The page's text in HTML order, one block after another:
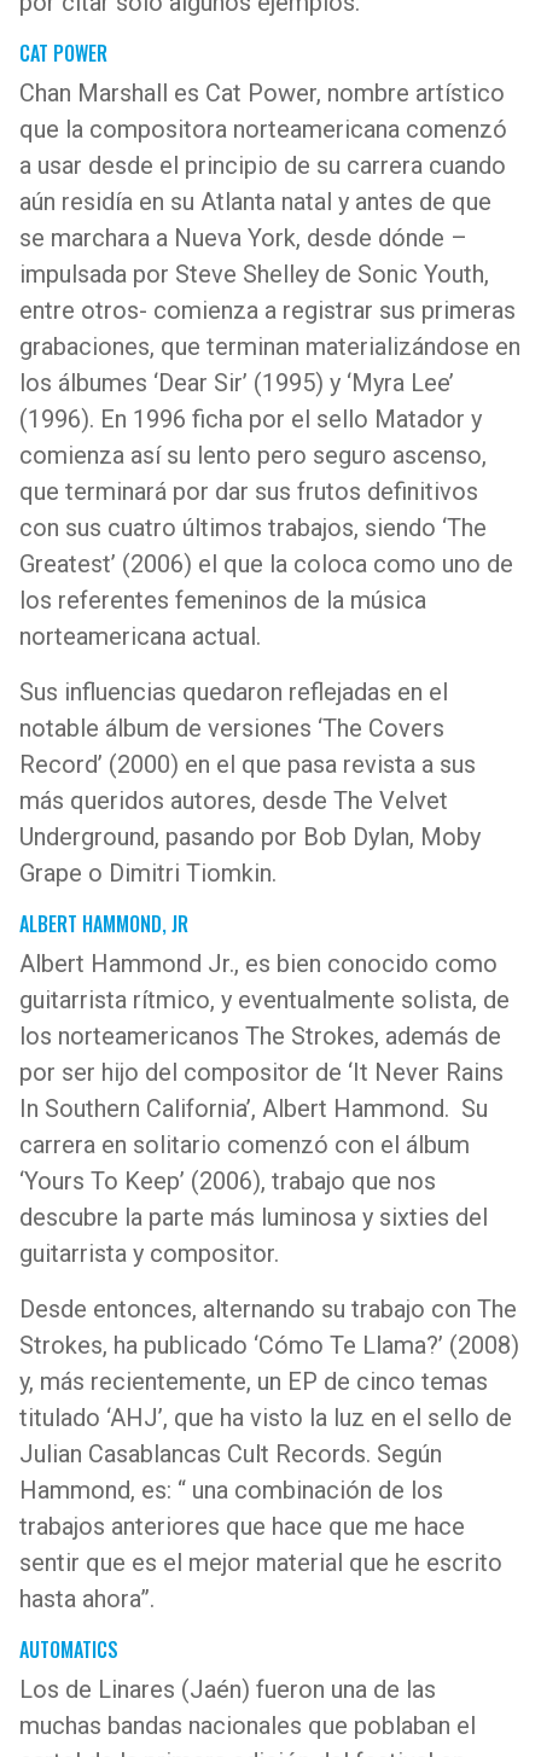
CAT POWER
Chan Marshall es Cat Power, nombre artístico
que la compositora norteamericana comenzó
a usar desde el principio de su carrera cuando
aún residía en su Atlanta natal y antes de que
se marchara a Nueva York, desde dónde –
impulsada por Steve Shelley de Sonic Youth,
entre otros- comienza a registrar sus primeras
grabaciones, que terminan materializándose en
los álbumes ‘Dear Sir’ (1995) y ‘Myra Lee’
(1996). En 1996 ficha por el sello Matador y
comienza así su lento pero seguro ascenso,
que terminará por dar sus frutos definitivos
con sus cuatro últimos trabajos, siendo ‘The
Greatest’ (2006) el que la coloca como uno de
los referentes femeninos de la música
norteamericana actual.
Sus influencias quedaron reflejadas en el
notable álbum de versiones ‘The Covers
Record’ (2000) en el que pasa revista a sus
más queridos autores, desde The Velvet
Underground, pasando por Bob Dylan, Moby
Grape o Dimitri Tiomkin.
ALBERT HAMMOND, JR
Albert Hammond Jr., es bien conocido como
guitarrista rítmico, y eventualmente solista, de
los norteamericanos The Strokes, además de
por ser hijo del compositor de ‘It Never Rains
In Southern California’, Albert Hammond. Su
carrera en solitario comenzó con el álbum
‘Yours To Keep’ (2006), trabajo que nos
descubre la parte más luminosa y sixties del
guitarrista y compositor.
Desde entonces, alternando su trabajo con The
Strokes, ha publicado ‘Cómo Te Llama?’ (2008)
y, más recientemente, un EP de cinco temas
titulado ‘AHJ’, que ha visto la luz en el sello de
Julian Casablancas Cult Records. Según
Hammond, es: “ una combinación de los
trabajos anteriores que hace que me hace
sentir que es el mejor material que he escrito
hasta ahora”.
AUTOMATICS
Los de Linares (Jaén) fueron una de las
muchas bandas nacionales que poblaban el